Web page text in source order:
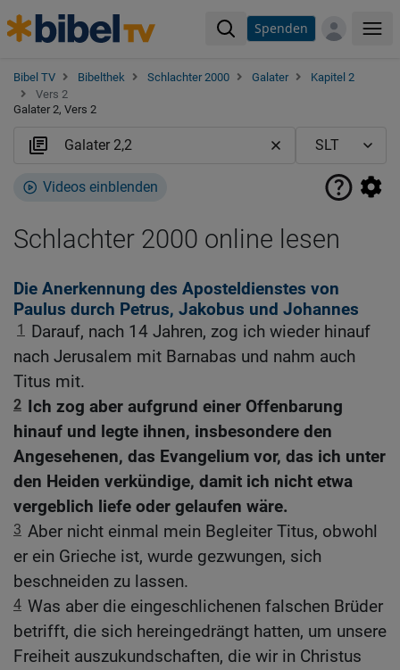
Spenden
Bibel TV Bibelthek Schlachter 2000 Galater
Kapitel 2
Vers 2
Galater 2, Vers 2
Videos einblenden
Schlachter 2000 online lesen
Die Anerkennung des Aposteldienstes von
Paulus durch Petrus, Jakobus und Johannes
1
Darauf, nach 14 Jahren, zog ich wieder hinauf
nach Jerusalem mit Barnabas und nahm auch
Titus mit.
2 Ich zog aber aufgrund einer Offenbarung
hinauf und legte ihnen, insbesondere den
Angesehenen, das Evangelium vor, das ich unter
den Heiden verkündige, damit ich nicht etwa
vergeblich liefe oder gelaufen wäre.
3 Aber nicht einmal mein Begleiter Titus, obwohl
er ein Grieche ist, wurde gezwungen, sich
beschneiden zu lassen.
4 Was aber die eingeschlichenen falschen Brüder
betrifft, die sich hereingedrängt hatten, um unsere
Freiheit auszukundschaften, die wir in Christus